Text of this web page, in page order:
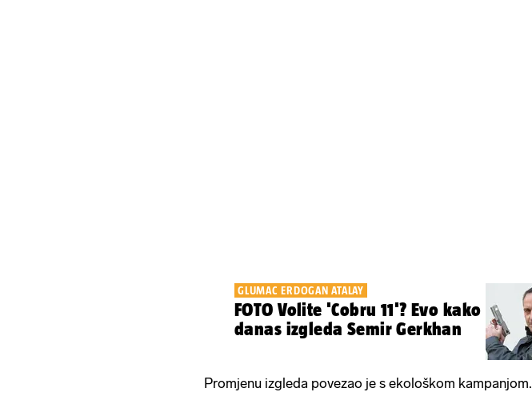
GLUMAC ERDOGAN ATALAY
FOTO Volite 'Cobru 11'? Evo kako
danas izgleda Semir Gerkhan
Promjenu izgleda povezao je s ekološkom kampanjom.